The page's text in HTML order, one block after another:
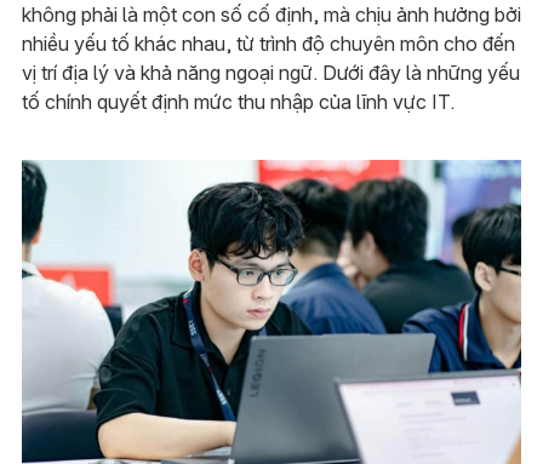
không phải là một con số cố định, mà chịu ảnh hưởng bởi
nhiều yếu tố khác nhau, từ trình độ chuyên môn cho đến
vị trí địa lý và khả năng ngoại ngữ. Dưới đây là những yếu
tố chính quyết định mức thu nhập của lĩnh vực IT.